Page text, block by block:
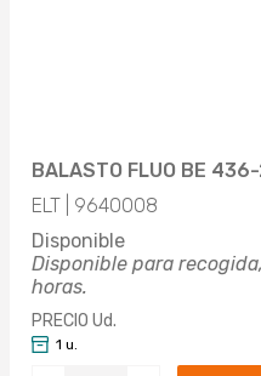
BALASTO FLUO BE
ELT | 9640008
Disponible
Disponible para
horas.
PRECIO Ud.
1 u.